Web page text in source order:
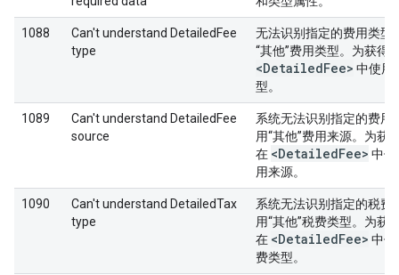
1088
Can't understand DetailedFee
type
无法识别指定的费用类型
“其他”费用类型。为获得
<DetailedFee> 中使用
型。
1089
Can't understand DetailedFee
source
系统无法识别指定的费用
用“其他”费用来源。为获
在 <DetailedFee> 中使
用来源。
1090
Can't understand DetailedTax
type
系统无法识别指定的税费
用“其他”税费类型。为获
在 <DetailedFee> 中使
费类型。